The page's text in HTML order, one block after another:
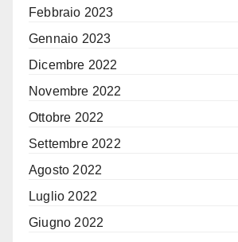
Febbraio 2023
Gennaio 2023
Dicembre 2022
Novembre 2022
Ottobre 2022
Settembre 2022
Agosto 2022
Luglio 2022
Giugno 2022